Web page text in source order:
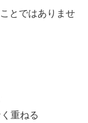
とではありませ
重ねる